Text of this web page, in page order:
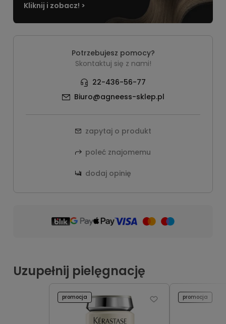
Kliknij i zobacz! >
Potrzebujesz pomocy?
Skontaktuj się z nami!
22-436-56-77
Biuro@agneess-sklep.pl
zapytaj o produkt
poleć znajomemu
dodaj opinię
Uzupełnij pielęgnację
promocja promocja